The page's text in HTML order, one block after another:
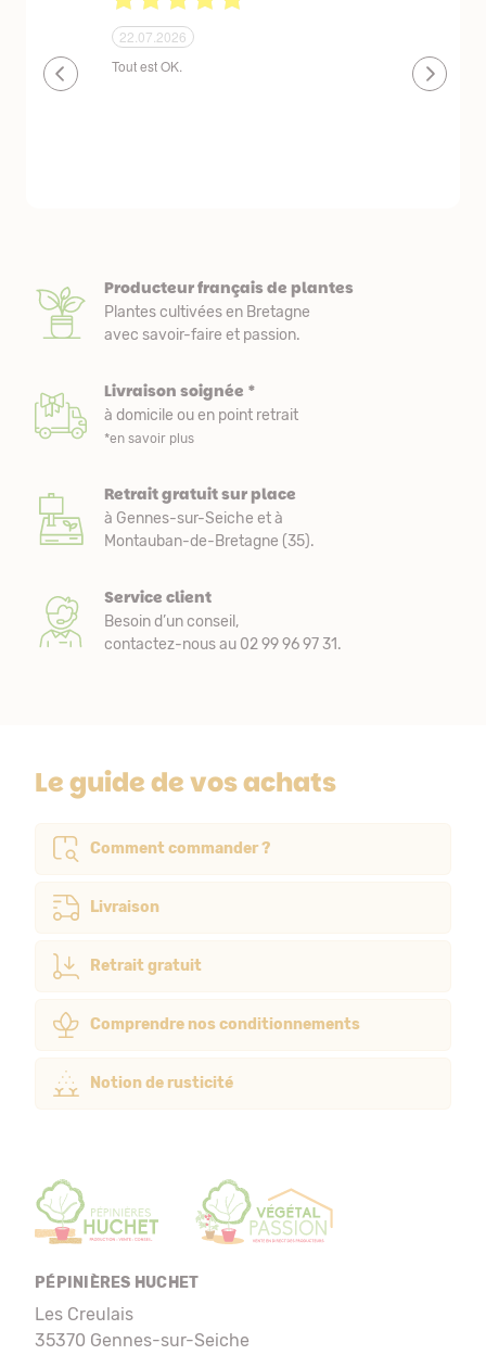
24.06.2026
plantes de qualité très bien emballées et
Un site que
réserve. La
livraison
Producteur français de plantes
Plantes cultivées en Bretagne
avec savoir-faire et passion.
Livraison soignée *
à domicile ou en point retrait
*en savoir plus
Retrait gratuit sur place
à Gennes-sur-Seiche et à
Montauban-de-Bretagne (35).
Service client
Besoin d’un conseil,
contactez-nous au 02 99 96 97 31.
Le guide de vos achats
Comment commander ?
Livraison
Retrait gratuit
Comprendre nos conditionnements
Notion de rusticité
PÉPINIÈRES HUCHET
Les Creulais
35370 Gennes-sur-Seiche